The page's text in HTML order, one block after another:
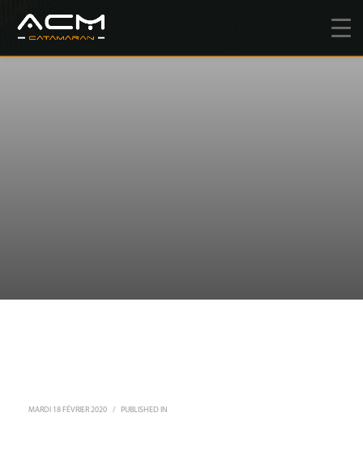
MARDI 18 FÉVRIER 2020 / PUBLISHED IN